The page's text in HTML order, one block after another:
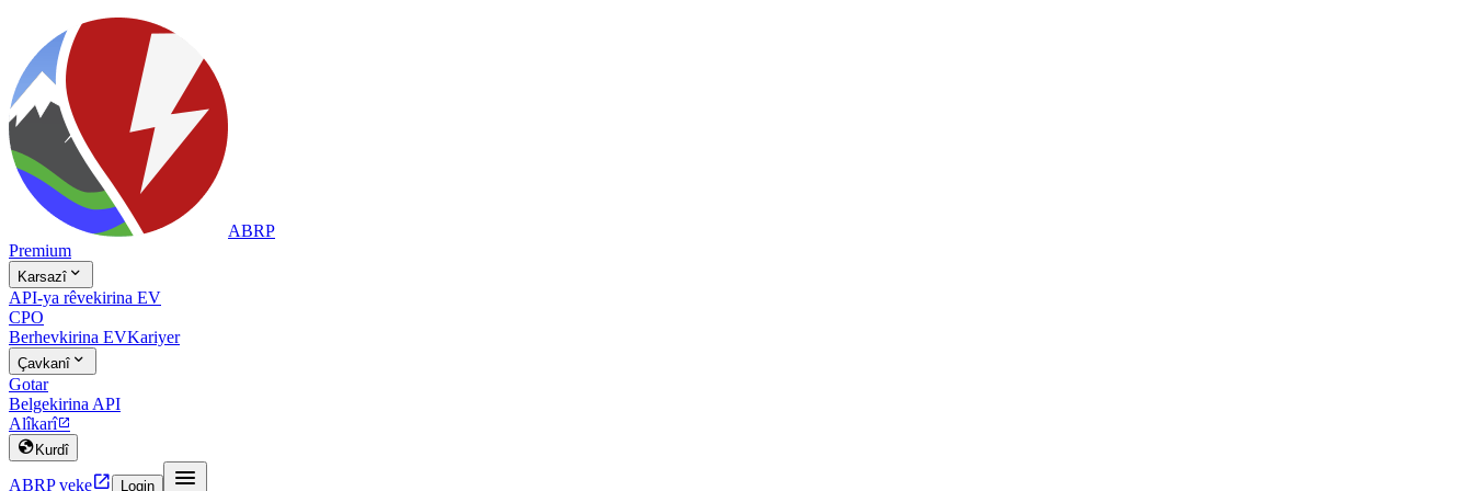
ABRP
Premium
Karsazî 
API-ya rêvekirina EV
CPO
Berhevkirina EVKariyer
Çavkanî 
Gotar
Belgekirina API
Alîkarî
 Kurdî
ABRP veke Login 